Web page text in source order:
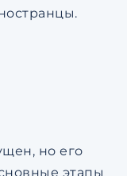
но его
этапы